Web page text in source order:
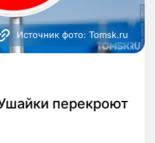
Источник фото: Tomsk.ru
перекроют